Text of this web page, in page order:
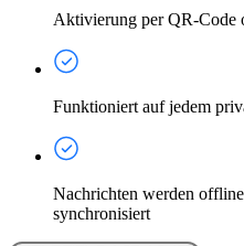
Aktivierung per QR-Code
Funktioniert auf jedem
Nachrichten werden
synchronisiert